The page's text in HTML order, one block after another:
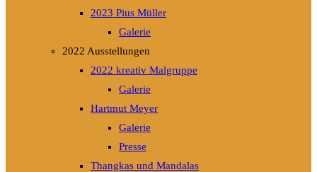
2023 Pius Müller
Galerie
2022 Ausstellungen
2022 kreativ Malgruppe
Galerie
Hartmut Meyer
Galerie
Presse
Thangkas und Mandalas